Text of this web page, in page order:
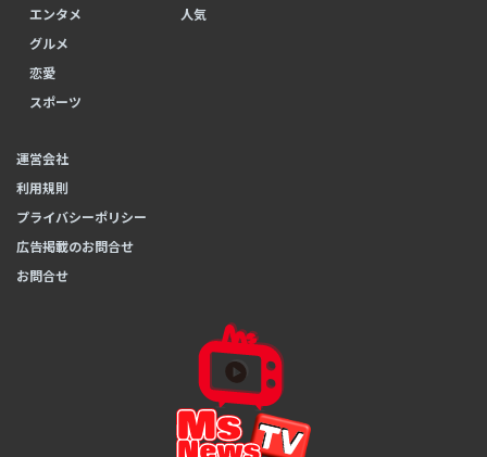
エンタメ
グルメ
恋愛
スポーツ
人気
運営会社
利用規則
プライバシーポリシー
広告掲載のお問合せ
お問合せ